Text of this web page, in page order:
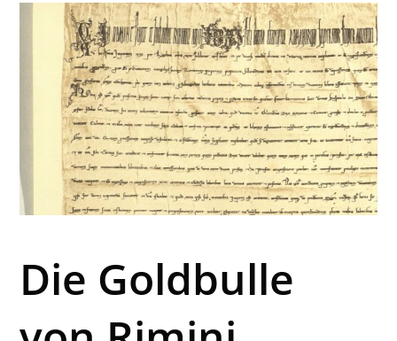
Die Goldbulle